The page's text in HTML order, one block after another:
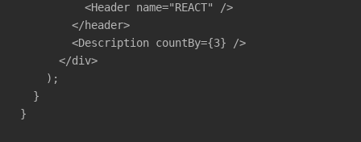
          <Header name="REACT" />
        </header>
        <Description countBy={3} />
      </div>
    );
  }
}